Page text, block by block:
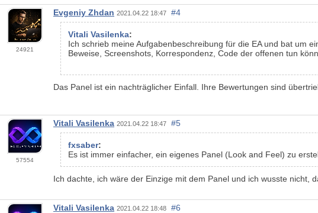
24921
Evgeniy Zhdan 2021.04.22 18:47 #4
Vitali Vasilenka:
Ich schrieb meine Aufgabenbeschreibung für die EA und bat um
Beweise, Screenshots, Korrespondenz, Code der offenen tun
Das Panel ist ein nachträglicher Einfall. Ihre Bewertungen sind
57554
Vitali Vasilenka 2021.04.22 18:47 #5
fxsaber:
Es ist immer einfacher, ein eigenes Panel (Look and Feel) zu
Ich dachte, ich wäre der Einzige mit dem Panel und ich wusste
Vitali Vasilenka 2021.04.22 18:48 #6